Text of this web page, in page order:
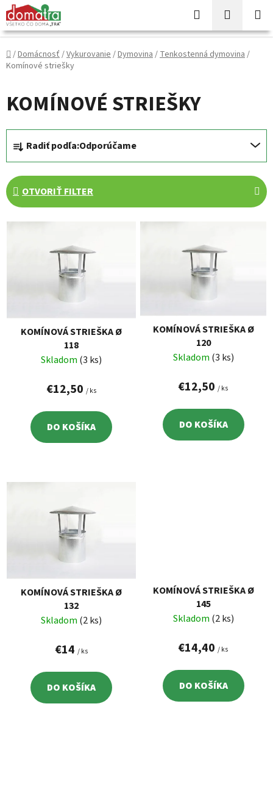
Prejsť
na
obsah
Hľadať
KOŠÍK
Domov
/Domácnosť/Vykurovanie/Dymovina/Tenkostenná dymovina/
Komínové striešky
KOMÍNOVÉ STRIEŠKY
R
d
e
n
Radiť podľa:Odporúčame
OTVORIŤ FILTER
V
r
KOMÍNOVÁ STRIEŠKA Ø
118
Skladom (3 ks)
€12,50 / ks
DO KOŠÍKA
KOMÍNOVÁ STRIEŠKA Ø
120
Skladom (3 ks)
€12,50 / ks
DO KOŠÍKA
KOMÍNOVÁ STRIEŠKA Ø
132
Skladom (2 ks)
€14 / ks
DO KOŠÍKA
KOMÍNOVÁ STRIEŠKA Ø
145
Skladom (2 ks)
€14,40 / ks
DO KOŠÍKA